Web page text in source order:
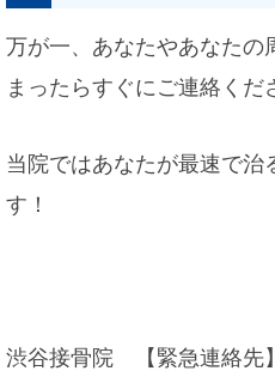
万が一、あなたやあなたの
まったらすぐにご連絡くだ
当院ではあなたが最速で治
す！
渋谷接骨院 【緊急連絡先】